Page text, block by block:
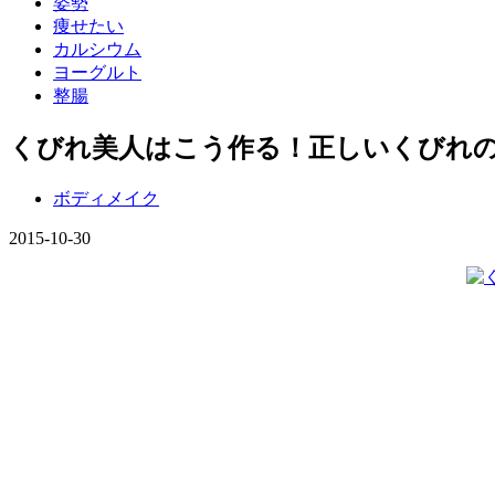
痩せたい
カルシウム
ヨーグルト
整腸
くびれ美人はこう作る！正しいくびれ
ボディメイク
2015-10-30